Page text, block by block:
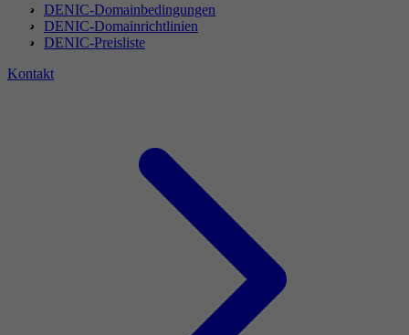
DENIC-Domainbedingungen
DENIC-Domainrichtlinien
DENIC-Preisliste
Kontakt